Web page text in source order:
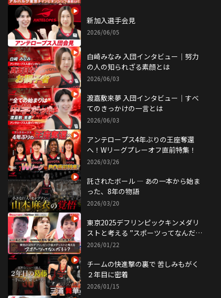
新加入選手会見
2026/06/05
白崎みなみ 入団インタビュー｜努力
の人の知られざる素顔とは
2026/06/03
渡嘉敷来夢 入団インタビュー｜すべ
てのきっかけの一言とは
2026/06/03
アンテロープス4年ぶりの王座奪還
へ！Wリーグプレーオフ直前特集！
2026/03/26
託されたボール ― あの一本から始ま
った、8年の物語
2026/03/20
東京2025デフリンピックキンメダリ
ストと考える ”スポーツってなんだろ
う？”
2026/01/22
チームの快進撃の裏で 苦しみもがく
２年目に密着
2026/01/15